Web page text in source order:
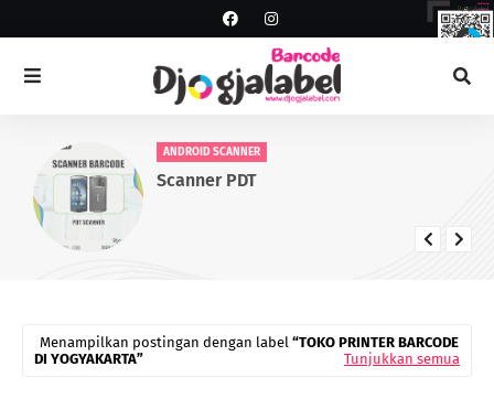
ANDROID SCANNER
Scanner PDT
Menampilkan postingan dengan label TOKO PRINTER BARCODE
DI YOGYAKARTA
Tunjukkan semua